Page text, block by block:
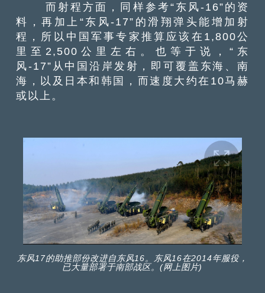
而射程方面，同样参考“东风-16”的资
料，再加上“东风-17”的滑翔弹头能增加射
程，所以中国军事专家推算应该在1,800公
里至2,500公里左右。也等于说，“东
风-17”从中国沿岸发射，即可覆盖东海、南
海，以及日本和韩国，而速度大约在10马赫
或以上。
东风17的助推部份改进自东风16。东风16在2014年服役，
已大量部署于南部战区。(网上图片)